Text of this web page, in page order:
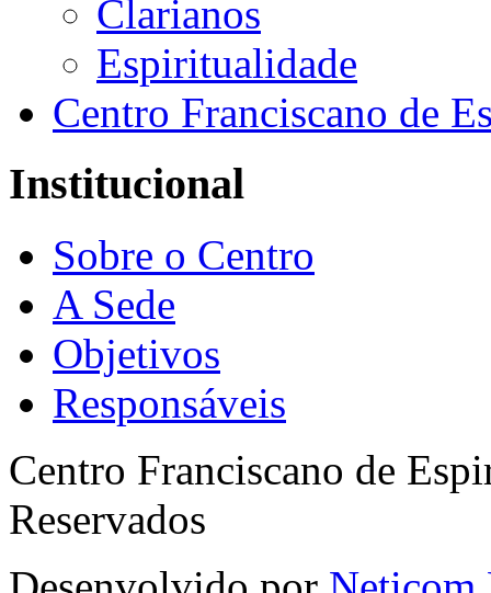
Clarianos
Espiritualidade
Centro Franciscano de
Institucional
Sobre o Centro
A Sede
Objetivos
Responsáveis
Centro Franciscano de
Reservados